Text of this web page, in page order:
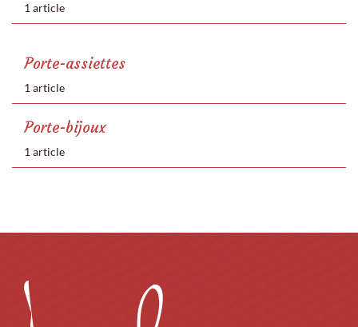
1 article
Porte-assiettes
1 article
Porte-bijoux
1 article